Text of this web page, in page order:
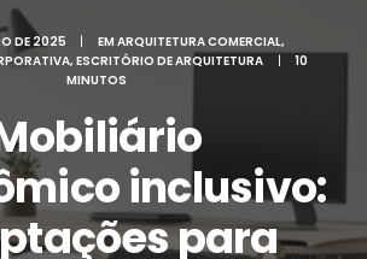
DE 2025 | EM ARQUITETURA COMERCIAL,
, ESCRITÓRIO DE ARQUITETURA |
10
MINUTOS
inclusivo:
para